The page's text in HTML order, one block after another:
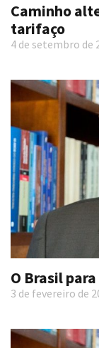
Caminho
tarifaço
4 de setembro de
O Brasil
3 de fevereiro de